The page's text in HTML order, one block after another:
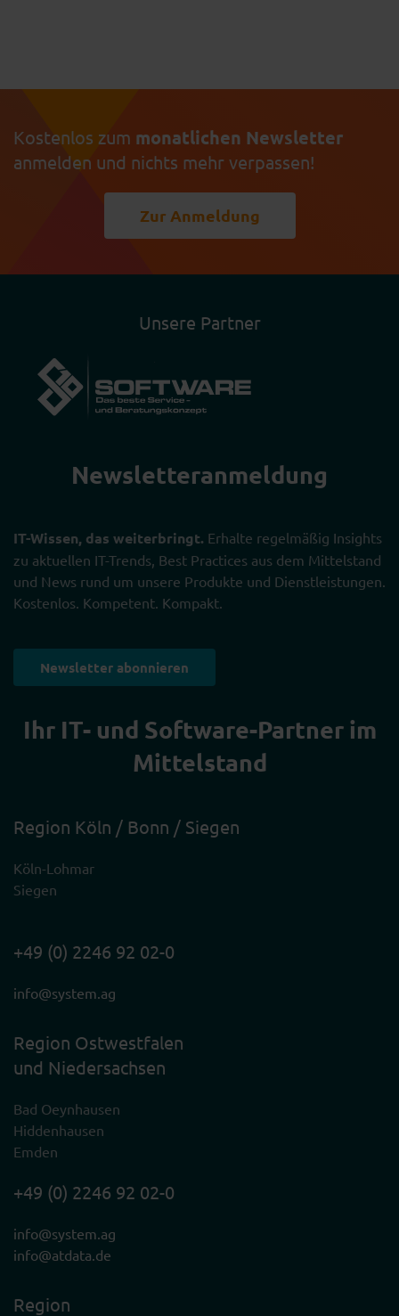
Kostenlos zum monatlichen Newsletter
anmelden und nichts mehr verpassen!
Zur Anmeldung
Unsere Partner
Newsletter­anmeldung
IT-Wissen, das weiterbringt. Erhalte regelmäßig Insights
zu aktuellen IT-Trends, Best Practices aus dem Mittelstand
und News rund um unsere Produkte und Dienstleistungen.
Kostenlos. Kompetent. Kompakt.
Newsletter abonnieren
Ihr IT- und Software-Partner im
Mittelstand
Region Köln / Bonn / Siegen
Köln-Lohmar
Siegen
+49 (0) 2246 92 02-0
info@system.ag
Region Ostwestfalen
und Niedersachsen
Bad Oeynhausen
Hiddenhausen
Emden
+49 (0) 2246 92 02-0
info@system.ag
info@atdata.de
Region